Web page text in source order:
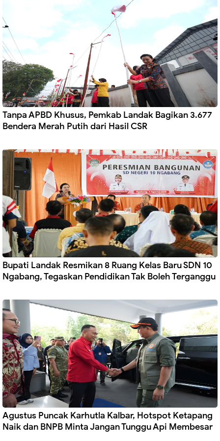
Tanpa APBD Khusus, Pemkab Landak Bagikan 3.677
Bendera Merah Putih dari Hasil CSR
Bupati Landak Resmikan 8 Ruang Kelas Baru SDN 10
Ngabang, Tegaskan Pendidikan Tak Boleh Terganggu
Agustus Puncak Karhutla Kalbar, Hotspot Ketapang
Naik dan BNPB Minta Jangan Tunggu Api Membesar